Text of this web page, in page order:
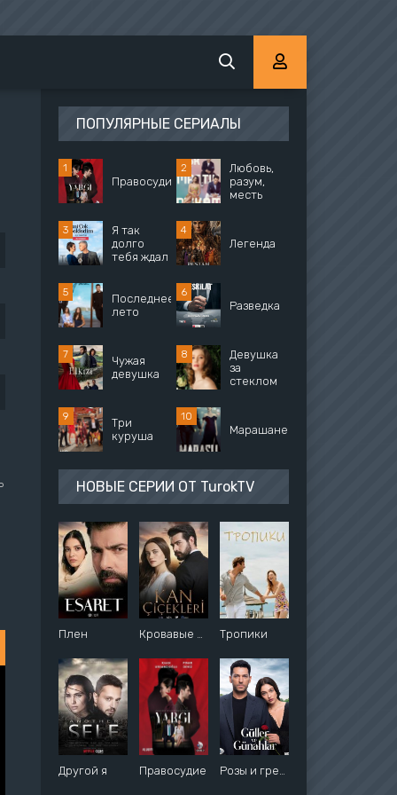
ПОПУЛЯРНЫЕ СЕРИАЛЫ
Правосудие
Любовь,
разум,
месть
Я так
долго
тебя ждал
Легенда
Последнее
лето
Разведка
Чужая
девушка
Девушка
за
стеклом
Три
куруша
Марашанец
НОВЫЕ СЕРИИ ОТ TurokTV
Плен Кровавые цветы Тропики
Другой я Правосудие Розы и грехи